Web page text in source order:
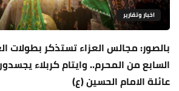
اخبار وتقارير
بالصور: مجالس العزاء تستذكر بطولات
السابع من المحرم.. وايتام كربلاء
عائلة الامام الحسين (ع)